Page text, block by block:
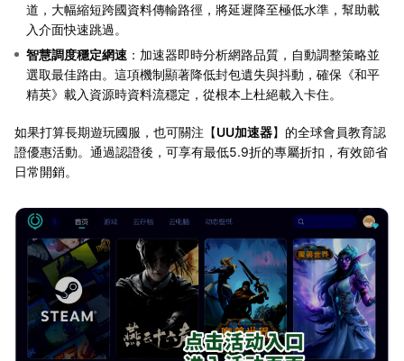
道，大幅縮短跨國資料傳輸路徑，將延遲降至極低水準，幫助載
入介面快速跳過。
智慧調度穩定網速 ：加速器即時分析網路品質，自動調整策略並
選取最佳路由。這項機制顯著降低封包遺失與抖動，確保《和平
精英》載入資源時資料流穩定，從根本上杜絕載入卡住。
如果打算長期遊玩國服，也可關注【UU加速器】的全球會員教育認
證優惠活動。通過認證後，可享有最低5.9折的專屬折扣，有效節省
日常開銷。